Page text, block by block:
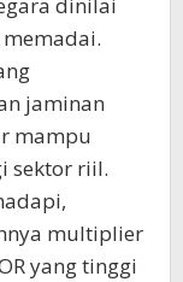
dinilai
jaminan
mampu
sektor riil.
multiplier
yang tinggi